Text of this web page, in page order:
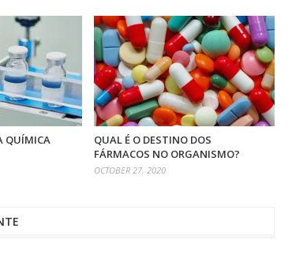
QUÍMICA
QUAL É O DESTINO DOS
FÁRMACOS NO ORGANISMO?
OCTOBER 27, 2020